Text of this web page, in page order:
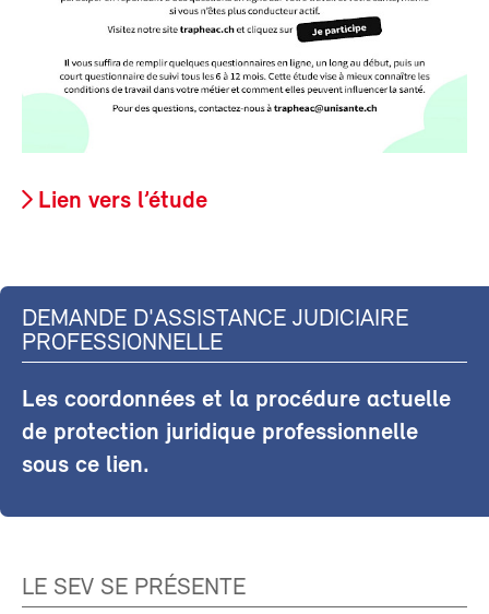
Lien vers l’étude
DEMANDE D'ASSISTANCE JUDICIAIRE
PROFESSIONNELLE
Les coordonnées et la procédure actuelle
de protection juridique professionnelle
sous ce lien.
LE SEV SE PRÉSENTE